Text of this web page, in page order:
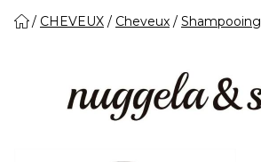
CHEVEUX Cheveux Shampooing